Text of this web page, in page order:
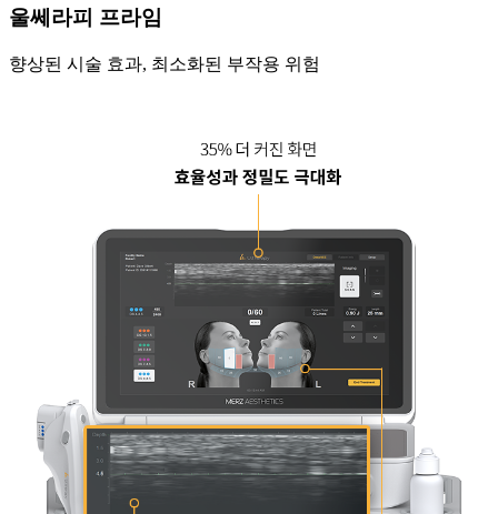
울쎄라피 프라임
향상된 시술 효과, 최소화된 부작용 위험